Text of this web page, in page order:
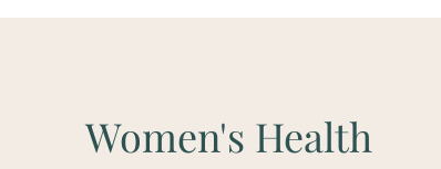
Women's Health